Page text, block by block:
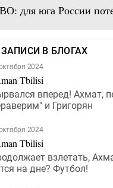
для юга России
В БЛОГАХ
2024
Tbilisi
вперед! Ахмат,
и Григорян
2024
Tbilisi
взлетать,
на дне? Футбол!